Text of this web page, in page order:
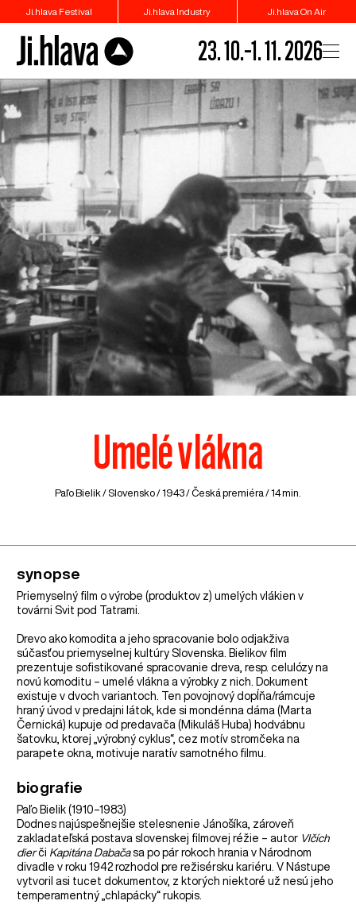
Ji.hlava Festival Ji.hlava Industry Ji.hlava On Air
23. 10.–1. 11. 2026
Umelé vlákna
Paľo Bielik / Slovensko/ 1943 / Česká premiéra / 14 min.
synopse
Priemyselný film o výrobe (produktov z) umelých vlákien v
továrni Svit pod Tatrami.
Drevo ako komodita a jeho spracovanie bolo odjakživa
súčasťou priemyselnej kultúry Slovenska. Bielikov film
prezentuje sofistikované spracovanie dreva, resp. celulózy na
novú komoditu – umelé vlákna a výrobky z nich. Dokument
existuje v dvoch variantoch. Ten povojnový dopĺňa/rámcuje
hraný úvod v predajni látok, kde si mondénna dáma (Marta
Černická) kupuje od predavača (Mikuláš Huba) hodvábnu
šatovku, ktorej „výrobný cyklus“, cez motív stromčeka na
parapete okna, motivuje naratív samotného filmu.
biografie
Paľo Bielik (1910–1983)
Dodnes najúspešnejšie stelesnenie Jánošíka, zároveň
zakladateľská postava slovenskej filmovej réžie – autor Vlčích
dierči Kapitána Dabačasa po pár rokoch hrania v Národnom
divadle v roku 1942 rozhodol pre režisérsku kariéru. V Nástupe
vytvoril asi tucet dokumentov, z ktorých niektoré už nesú jeho
temperamentný „chlapácky“ rukopis.